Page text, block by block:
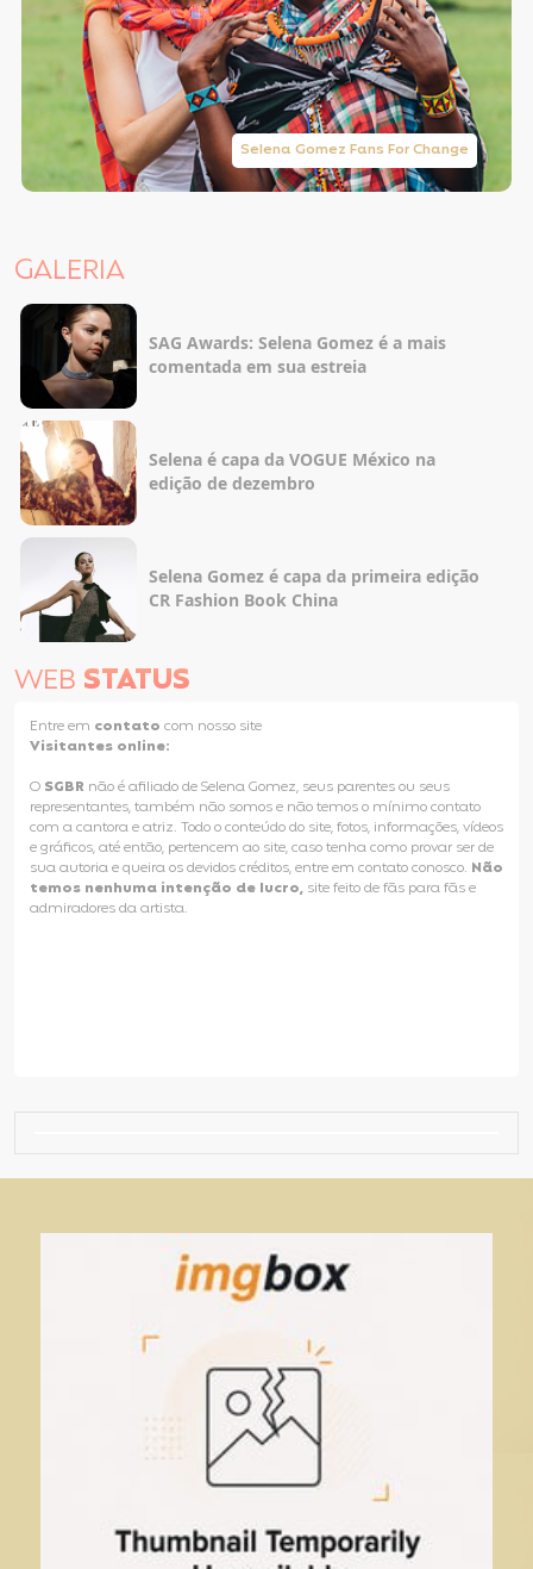
Selena Gomez Fans For Change
GALERIA
SAG Awards: Selena Gomez é a mais
comentada em sua estreia
Selena é capa da VOGUE México na
edição de dezembro
Selena Gomez é capa da primeira edição
CR Fashion Book China
WEB STATUS
Entre em contato com nosso site
Visitantes online:
O SGBR não é afiliado de Selena Gomez, seus parentes ou seus
representantes, também não somos e não temos o mínimo contato
com a cantora e atriz. Todo o conteúdo do site, fotos, informações, vídeos
e gráficos, até então, pertencem ao site, caso tenha como provar ser de
sua autoria e queira os devidos créditos, entre em contato conosco. Não
temos nenhuma intenção de lucro, site feito de fãs para fãs e
admiradores da artista.